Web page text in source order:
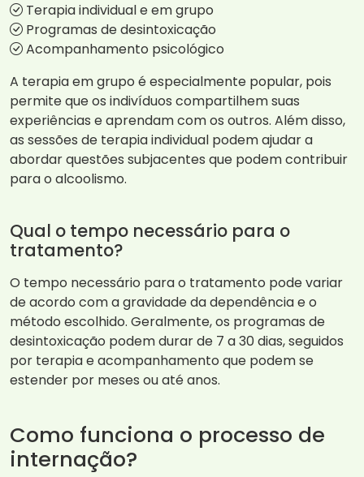
Terapia individual e em grupo
Programas de desintoxicação
Acompanhamento psicológico
A terapia em grupo é especialmente popular, pois
permite que os indivíduos compartilhem suas
experiências e aprendam com os outros. Além disso,
as sessões de terapia individual podem ajudar a
abordar questões subjacentes que podem contribuir
para o alcoolismo.
Qual o tempo necessário para o
tratamento?
O tempo necessário para o tratamento pode variar
de acordo com a gravidade da dependência e o
método escolhido. Geralmente, os programas de
desintoxicação podem durar de 7 a 30 dias, seguidos
por terapia e acompanhamento que podem se
estender por meses ou até anos.
Como funciona o processo de
internação?